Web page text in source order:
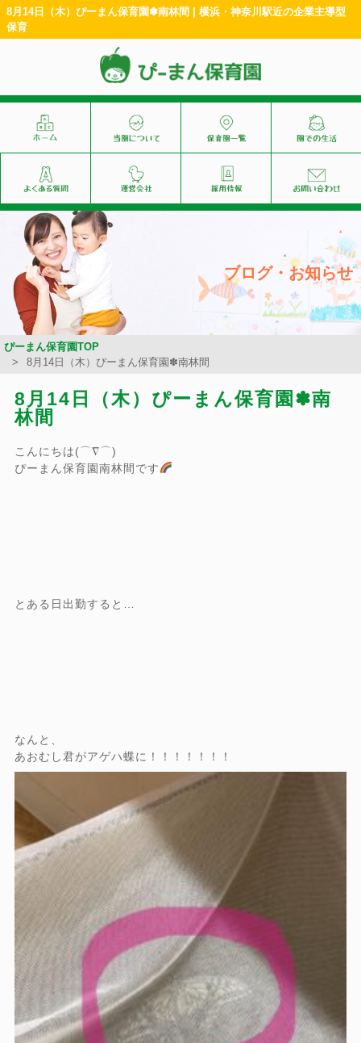
8月14日（木）ぴーまん保育園✽南林間 | 横浜・神奈川駅近の企業主導型
保育
ブログ・お知らせ
ぴーまん保育園TOP
8月14日（木）ぴーまん保育園✽南林間
8月14日（木）ぴーまん保育園✽南
林間
こんにちは(⌒∇⌒)
ぴーまん保育園南林間です
とある日出勤すると…
なんと、
あおむし君がアゲハ蝶に！！！！！！！